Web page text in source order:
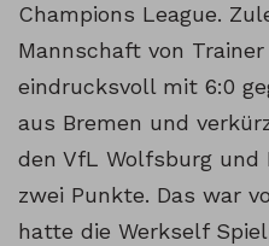
Champions League.
Mannschaft von
eindrucksvoll mit 6:0
aus Bremen und
den VfL Wolfsburg
zwei Punkte. Das war
hatte die Werkself